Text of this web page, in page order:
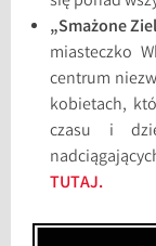
„Smażone
miasteczko
centrum
kobietach,
czasu i
TUTAJ.